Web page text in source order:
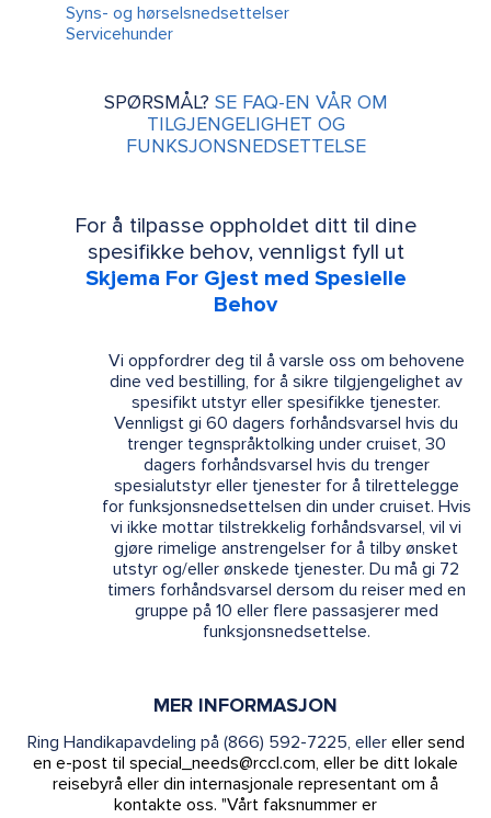
Syns- og hørselsnedsettelser
Servicehunder
SPØRSMÅL? SE FAQ-EN VÅR OM
TILGJENGELIGHET OG
FUNKSJONSNEDSETTELSE
For å tilpasse oppholdet ditt til dine
spesifikke behov, vennligst fyll ut
Skjema For Gjest med Spesielle
Behov
Vi oppfordrer deg til å varsle oss om behovene
dine ved bestilling, for å sikre tilgjengelighet av
spesifikt utstyr eller spesifikke tjenester.
Vennligst gi 60 dagers forhåndsvarsel hvis du
trenger tegnspråktolking under cruiset, 30
dagers forhåndsvarsel hvis du trenger
spesialutstyr eller tjenester for å tilrettelegge
for funksjonsnedsettelsen din under cruiset. Hvis
vi ikke mottar tilstrekkelig forhåndsvarsel, vil vi
gjøre rimelige anstrengelser for å tilby ønsket
utstyr og/eller ønskede tjenester. Du må gi 72
timers forhåndsvarsel dersom du reiser med en
gruppe på 10 eller flere passasjerer med
funksjonsnedsettelse.
MER INFORMASJON
Ring Handikapavdeling på (866) 592-7225, eller eller send
en e-post til special_needs@rccl.com, eller be ditt lokale
reisebyrå eller din internasjonale representant om å
kontakte oss. "Vårt faksnummer er